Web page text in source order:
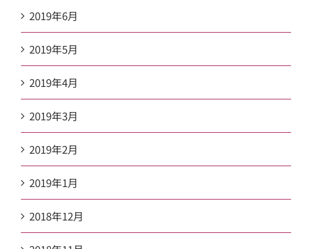
2019年6月
2019年5月
2019年4月
2019年3月
2019年2月
2019年1月
2018年12月